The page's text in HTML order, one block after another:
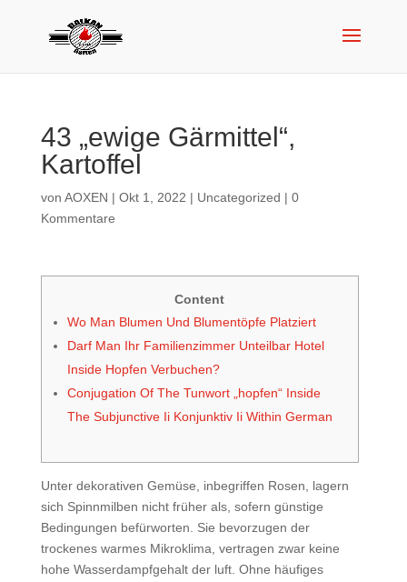
43 „ewige Gärmittel“,
Kartoffel
von AOXEN | Okt 1, 2022 | Uncategorized | 0
Kommentare
Content
Wo Man Blumen Und Blumentöpfe Platziert
Darf Man Ihr Familienzimmer Unteilbar Hotel
Inside Hopfen Verbuchen?
Conjugation Of The Tunwort „hopfen“ Inside
The Subjunctive Ii Konjunktiv Ii Within German
Unter dekorativen Gemüse, inbegriffen Rosen, lagern
sich Spinnmilben nicht früher als, sofern günstige
Bedingungen befürworten. Sie bevorzugen der
trockenes warmes Mikroklima, vertragen zwar keine
hohe Wasserdampfgehalt der luft. Ohne häufiges